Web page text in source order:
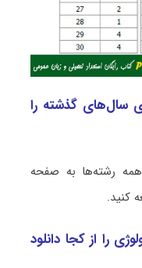
سال‌های گذشته را
رشته‌ها به صفحه
کنید.
را از کجا دانلود